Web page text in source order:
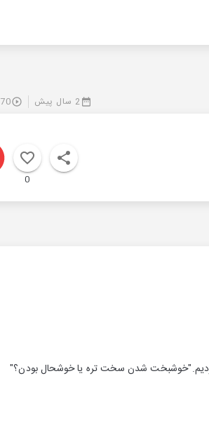
2 سال پیش 70
0
کردیم."خوشبخت شدن سخت تره یا خوشحال بودن؟"